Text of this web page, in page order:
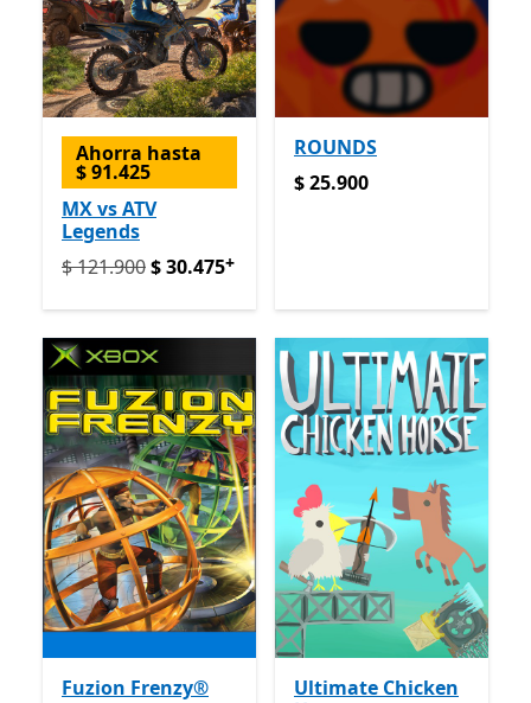
Ahorra hasta
$ 91.425
MX vs ATV
Legends
Originalmente $ 121.900 ahora $ 30.475
$ 121.900$ 30.475+
ROUNDS
$ 25.900
$ 25.900
Fuzion Frenzy®
Ultimate Chicken